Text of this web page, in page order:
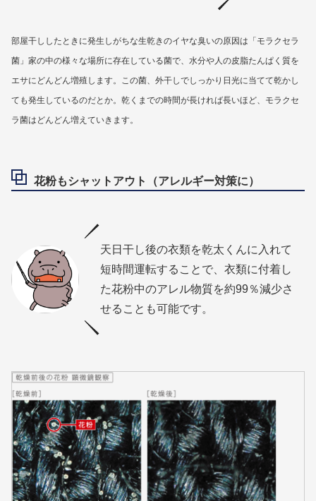
部屋干ししたときに発生しがちな生乾きのイヤな臭いの原因は「モラクセラ
菌」家の中の様々な場所に存在している菌で、水分や人の皮脂たんぱく質を
エサにどんどん増殖します。この菌、外干しでしっかり日光に当てて乾かし
ても発生しているのだとか。乾くまでの時間が長ければ長いほど、モラクセ
ラ菌はどんどん増えていきます。
花粉もシャットアウト（アレルギー対策に）
天日干し後の衣類を乾太くんに入れて
短時間運転することで、衣類に付着し
た花粉中のアレル物質を約99％減少さ
せることも可能です。